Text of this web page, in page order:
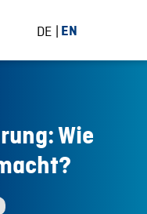
DE EN
Wie